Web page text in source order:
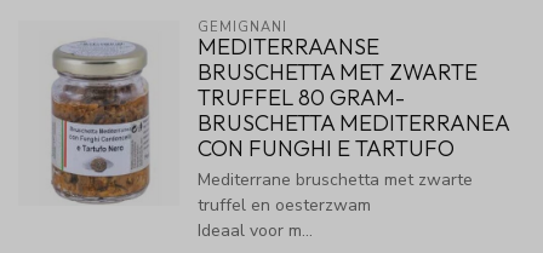
GEMIGNANI
MEDITERRAANSE
BRUSCHETTA MET ZWARTE
TRUFFEL 80 GRAM-
BRUSCHETTA MEDITERRANEA
CON FUNGHI E TARTUFO
Mediterrane bruschetta met zwarte
truffel en oesterzwam
Ideaal voor m...